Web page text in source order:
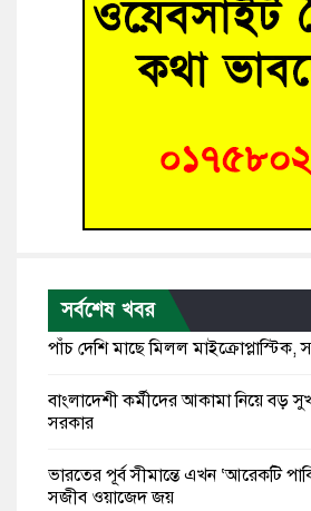
সর্বশেষ খবর
পাঁচ দেশি মাছে মিলল মাইক্রোপ্লাস্টিক,
বাংলাদেশী কর্মীদের আকামা নিয়ে বড়
সরকার
ভারতের পূর্ব সীমান্তে এখন ‘আরেকটি
সজীব ওয়াজেদ জয়